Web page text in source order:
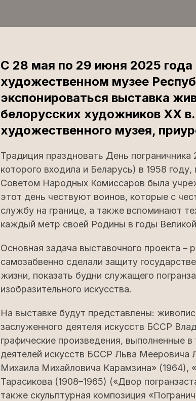
C 28 мая по 29 июня 2025
художественном музее
экспонироваться выставка
белорусских художников ХХ
художественного музея,
Традиция праздновать День
которого входила и Беларусь) в 1958
Советом Народных Комиссаров была
этот день чествуют воинов, которые с
службу на границе, а также вспоминают
каждый метр своей Родины в годы
Основная задача выставочного проекта –
самозабвенно сделали защиту
жизни, показать будни служащего
изобразительного искусства.
На выставке будут представлены:
заслуженного деятеля искусств БССР
графические произведения, выполненные
деятелей искусств БССР Льва Мееровича
Михаила Михайловича Карамзина» (1964),
Тарасикова (1908–1965) («Двор
также скульптурная композиция